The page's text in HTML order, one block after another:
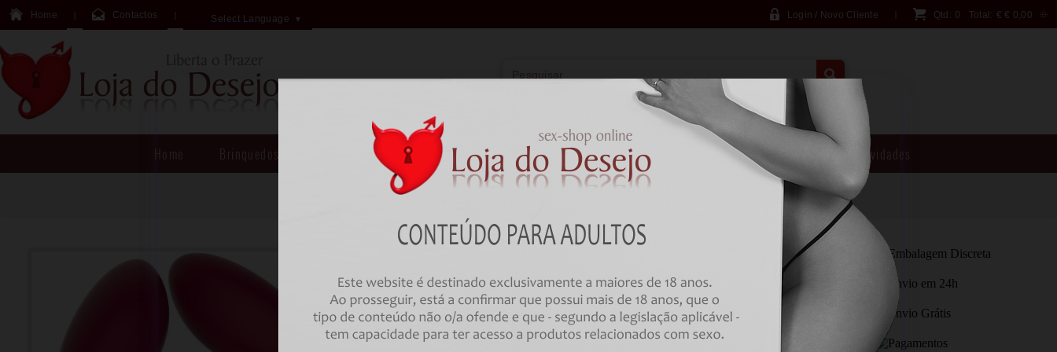
Home Contactos Select Language ▼ Login / Novo Cliente Qtd: 0 Total: € € 0,00
PESQUISA AVANÇADA
Home Brinquedos Sexuais Vibradores Lingerie Farmácia Brincadeiras Novidades
VIBRADOR PARA CASAL COM CONTROLO REMOTO
SNAIL VIBE - GIZI DUO CASAIS STIMULATOR
BURGUNDY